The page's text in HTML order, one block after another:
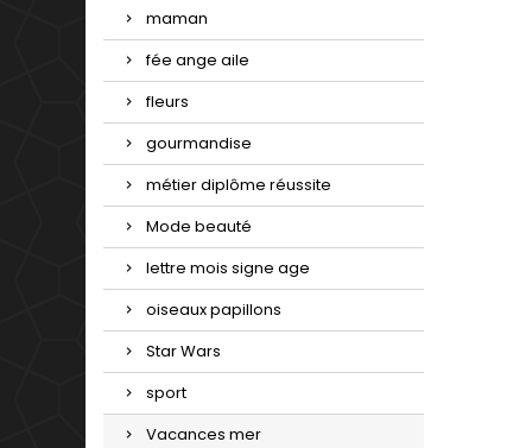
maman
fée ange aile
fleurs
gourmandise
métier diplôme réussite
Mode beauté
lettre mois signe age
oiseaux papillons
Star Wars
sport
Vacances mer